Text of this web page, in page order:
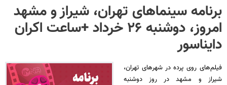
برنامه سینماهای تهران، شیراز و مشهد
امروز، دوشنبه ۲۶ خرداد +ساعت اکران
دایناسور
فیلم‌های روی پرده‌ در شهرهای تهران،‌
شیراز و مشهد در روز دوشنبه